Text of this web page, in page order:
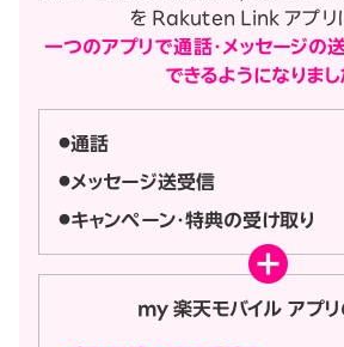
を Rakuten Link アプリ
一つのアプリで通話・メッセージの
できるようになりまし
通話
メッセージ送受信
キャンペーン・特典の受け取り
my 楽天モバイル アプ